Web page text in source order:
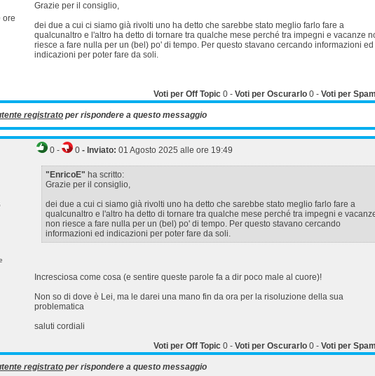
ore
Grazie per il consiglio,
dei due a cui ci siamo già rivolti uno ha detto che sarebbe stato meglio farlo fare a
qualcunaltro e l'altro ha detto di tornare tra qualche mese perché tra impegni e vacanze
riesce a fare nulla per un (bel) po' di tempo. Per questo stavano cercando informazioni ed
indicazioni per poter fare da soli.
Voti per Off Topic 0 - Voti per Oscurarlo 0 - Voti per Spam
registrato per rispondere a questo messaggio
0 - 0 - Inviato: 01 Agosto 2025 alle ore 19:49
"EnricoE" ha scritto:
Grazie per il consiglio,
dei due a cui ci siamo già rivolti uno ha detto che sarebbe stato meglio farlo fare a
qualcunaltro e l'altro ha detto di tornare tra qualche mese perché tra impegni e
non riesce a fare nulla per un (bel) po' di tempo. Per questo stavano cercando
informazioni ed indicazioni per poter fare da soli.
Incresciosa come cosa (e sentire queste parole fa a dir poco male al cuore)!
Non so di dove è Lei, ma le darei una mano fin da ora per la risoluzione della sua
problematica
saluti cordiali
Voti per Off Topic 0 - Voti per Oscurarlo 0 - Voti per Spam
registrato per rispondere a questo messaggio